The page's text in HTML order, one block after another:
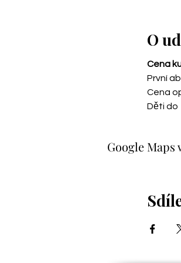
O
Cena
První
Cena
Děti do
Google